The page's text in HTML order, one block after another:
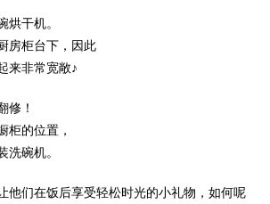
烘干机。
房柜台下，因此
来非常宽敞♪
修！
柜的位置，
洗碗机。
他们在饭后享受轻松时光的小礼物，如何呢